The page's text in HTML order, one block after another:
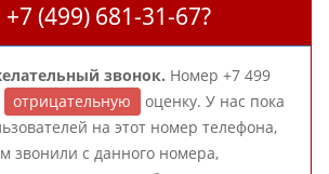
(499) 681-31-67?
звонок. Номер +7 499
отрицательную
оценку. У нас пока
на этот номер телефона,
звонили с данного номера,